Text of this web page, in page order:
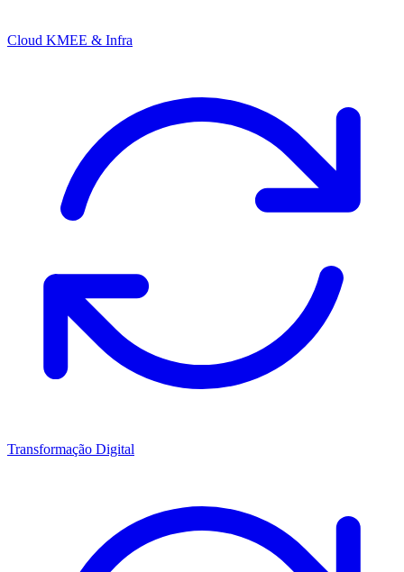
Cloud KMEE & Infra
Transformação Digital